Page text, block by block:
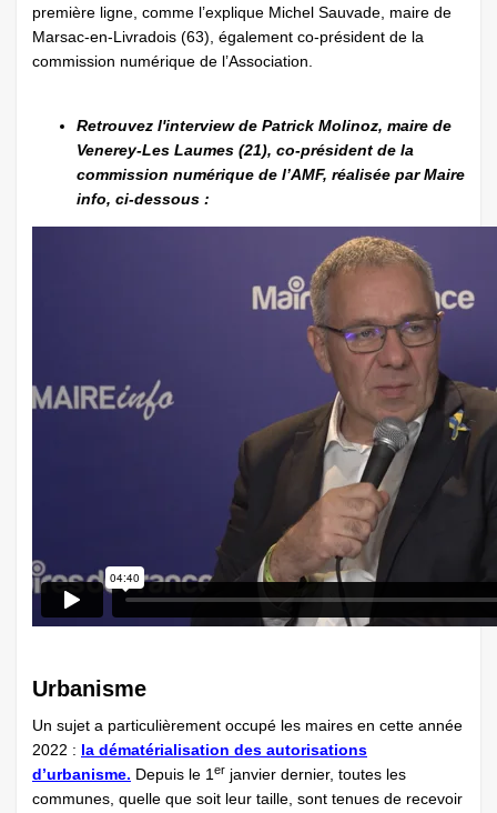
première ligne, comme l’explique Michel Sauvade, maire de
Marsac-en-Livradois (63), également co-président de la
commission numérique de l’Association.
Retrouvez l'interview de Patrick Molinoz, maire de
Venerey-Les Laumes (21), co-président de la
commission numérique de l’AMF, réalisée par Maire
info, ci-dessous :
Urbanisme
Un sujet a particulièrement occupé les maires en cette année
2022 : la dématérialisation des autorisations
d’urbanisme. Depuis le 1er janvier dernier, toutes les
communes, quelle que soit leur taille, sont tenues de recevoir